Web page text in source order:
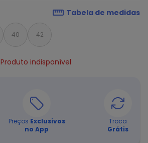
Tabela de medidas
40 42
Produto indisponível
Preços Exclusivos
no App
Troca
Grátis